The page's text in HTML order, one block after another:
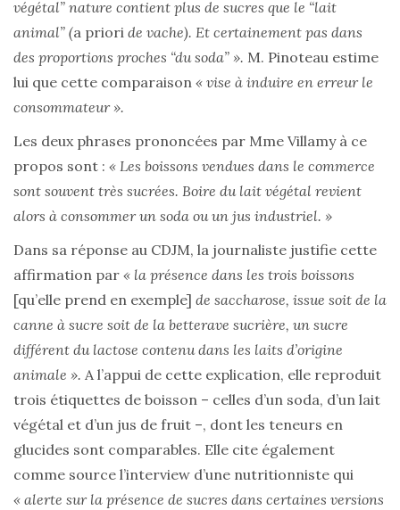
végétal” nature contient plus de sucres que le “lait
animal” (a priori de vache). Et certainement pas dans
des proportions proches “du soda” ». M. Pinoteau estime
lui que cette comparaison « vise à induire en erreur le
consommateur ».
Les deux phrases prononcées par Mme Villamy à ce
propos sont : « Les boissons vendues dans le commerce
sont souvent très sucrées. Boire du lait végétal revient
alors à consommer un soda ou un jus industriel. »
Dans sa réponse au CDJM, la journaliste justifie cette
affirmation par « la présence dans les trois boissons
[qu’elle prend en exemple] de saccharose, issue soit de la
canne à sucre soit de la betterave sucrière, un sucre
différent du lactose contenu dans les laits d’origine
animale ». A l’appui de cette explication, elle reproduit
trois étiquettes de boisson – celles d’un soda, d’un lait
végétal et d’un jus de fruit –, dont les teneurs en
glucides sont comparables. Elle cite également
comme source l’interview d’une nutritionniste qui
« alerte sur la présence de sucres dans certaines versions